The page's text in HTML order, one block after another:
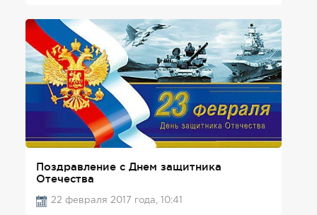
Поздравление с Днем защитника
Отечества
22 февраля 2017 года, 10:41